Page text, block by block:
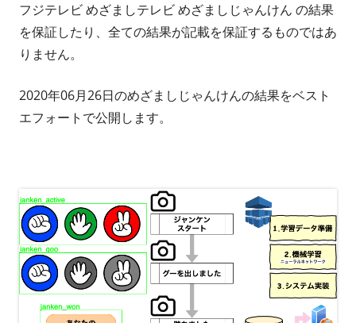
フジテレビ めざましテレビ めざましじゃんけん の結果
を保証したり、全ての結果が記載を保証するものではあ
りません。
2020年06月26日のめざましじゃんけんの結果をベスト
エフォートで公開します。